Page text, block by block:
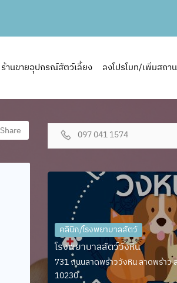
ร้านขายอุปกรณ์สัตว์เลี้ยง ลงโปรโมท/เพิ่มสถา
Share 097 041 1574
คลินิก/โรงพยาบาลสัตว์
โรงพยาบาลสัตว์วังหิน
731 ถนนลาดพร้าววังหิน ลาดพร้าว
10230